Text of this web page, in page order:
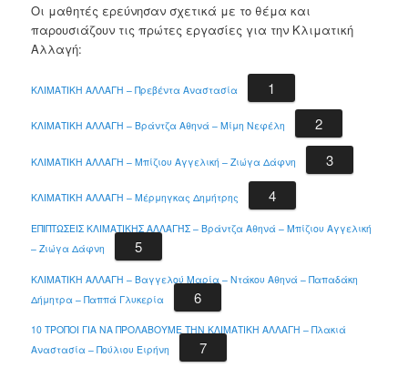
Οι μαθητές ερεύνησαν σχετικά με το θέμα και
παρουσιάζουν τις πρώτες εργασίες για την Κλιματική
Αλλαγή:
ΚΛΙΜΑΤΙΚΗ ΑΛΛΑΓΗ – Πρεβέντα Αναστασία 1
ΚΛΙΜΑΤΙΚΗ ΑΛΛΑΓΗ – Βράντζα Αθηνά – Μίμη Νεφέλη 2
ΚΛΙΜΑΤΙΚΗ ΑΛΛΑΓΗ – Μπίζιου Αγγελική – Ζιώγα Δάφνη 3
ΚΛΙΜΑΤΙΚΗ ΑΛΛΑΓΗ – Μέρμηγκας Δημήτρης 4
ΕΠΙΠΤΩΣΕΙΣ ΚΛΙΜΑΤΙΚΗΣ ΑΛΛΑΓΉΣ – Βράντζα Αθηνά – Μπίζιου Αγγελική
– Ζιώγα Δάφνη
5
ΚΛΙΜΑΤΙΚΗ ΑΛΛΑΓΗ – Βαγγελού Μαρία – Ντάκου Αθηνά – Παπαδάκη
Δήμητρα – Παππά Γλυκερία
6
10 ΤΡΟΠΟΙ ΓΙΑ ΝΑ ΠΡΟΛΑΒΟΥΜΕ ΤΗΝ ΚΛΙΜΑΤΙΚΗ ΑΛΛΑΓΗ – Πλακιά
Αναστασία – Πούλιου Ειρήνη
7